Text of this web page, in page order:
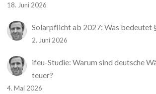
18. Juni 2026
Solarpflicht ab 2027: Was bedeutet
2. Juni 2026
ifeu-Studie: Warum sind deutsche
teuer?
4. Mai 2026